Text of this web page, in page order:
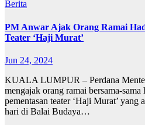
Berita
PM Anwar Ajak Orang Ramai
Teater ‘Haji Murat’
Jun 24, 2024
KUALA LUMPUR – Perdana
mengajak orang ramai bersama-
pementasan teater ‘Haji Murat’ yang
hari di Balai Budaya…